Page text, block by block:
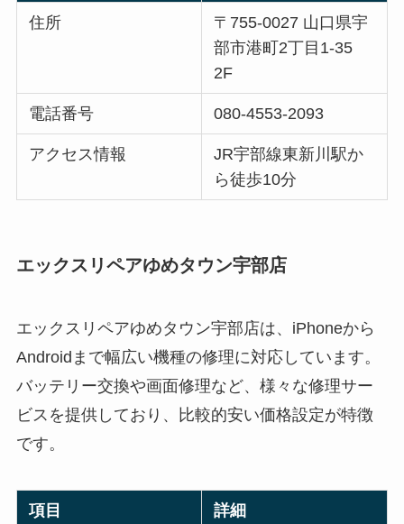
住所
〒755-0027 山口県宇
部市港町2丁目1-35
2F
電話番号 080-4553-2093
アクセス情報
JR宇部線東新川駅か
ら徒歩10分
エックスリペアゆめタウン宇部店
エックスリペアゆめタウン宇部店は、iPhoneから
Androidまで幅広い機種の修理に対応しています。
バッテリー交換や画面修理など、様々な修理サー
ビスを提供しており、比較的安い価格設定が特徴
です。
項目 詳細